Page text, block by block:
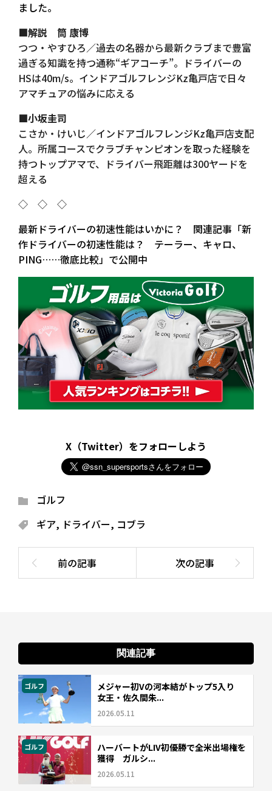
ました。
■解説 筒 康博
つつ・やすひろ／過去の名器から最新クラブまで豊富
過ぎる知識を持つ通称“ギアコーチ”。ドライバーの
HSは40m/s。インドアゴルフレンジKz亀戸店で日々
アマチュアの悩みに応える
■小坂圭司
こさか・けいじ／インドアゴルフレンジKz亀戸店支配
人。所属コースでクラブチャンピオンを取った経験を
持つトップアマで、ドライバー飛距離は300ヤードを
超える
◇ ◇ ◇
最新ドライバーの初速性能はいかに？ 関連記事「新
作ドライバーの初速性能は？ テーラー、キャロ、
PING……徹底比較」で公開中
X（Twitter）をフォローしよう
ゴルフ
ギア, ドライバー, コブラ
関連記事
ゴルフ
メジャー初Vの河本結がトップ5入り
女王・佐久間朱...
2026.05.11
ゴルフ
ハーバートがLIV初優勝で全米出場権を
獲得 ガルシ...
2026.05.11